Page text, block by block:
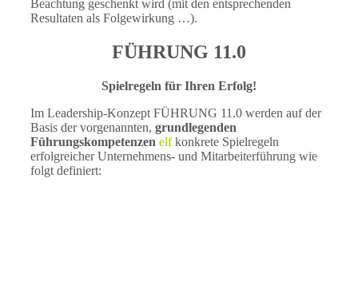
Beachtung geschenkt wird (mit den entsprechenden
Resultaten als Folgewirkung …).
FÜHRUNG 11.0
Spielregeln für Ihren Erfolg!
Im Leadership-Konzept FÜHRUNG 11.0 werden auf der
Basis der vorgenannten, grundlegenden
Führungskompetenzen elfkonkrete Spielregeln
erfolgreicher Unternehmens- und Mitarbeiterführung wie
folgt definiert: